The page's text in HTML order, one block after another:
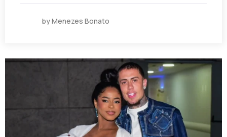
by Menezes Bonato